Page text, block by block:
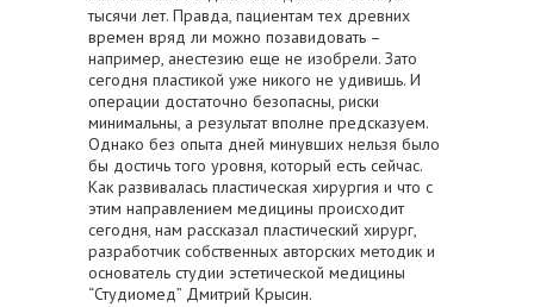
тысячи лет. Правда, пациентам тех древних
времен вряд ли можно позавидовать –
например, анестезию еще не изобрели. Зато
сегодня пластикой уже никого не удивишь. И
операции достаточно безопасны, риски
минимальны, а результат вполне предсказуем.
Однако без опыта дней минувших нельзя было
бы достичь того уровня, который есть сейчас.
Как развивалась пластическая хирургия и что с
этим направлением медицины происходит
сегодня, нам рассказал пластический хирург,
разработчик собственных авторских методик и
основатель студии эстетической медицины
“Студиомед” Дмитрий Крысин.